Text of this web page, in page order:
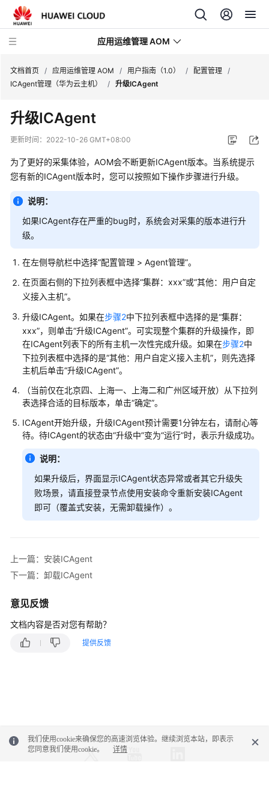
应用运维管理 AOM
最
新
动
产
品
介
绍
计
费
说
明
速
入
门
用
户
指
南
佳
SDK
参
常
问
AOM
文档首页 / 应用运维管理 AOM / 用户指南（1.0） / 配置管理 /
ICAgent管理（华为云主机）
/ 升级ICAgent
升级ICAgent
更新时间： 2022-10-26 GMT+08:00
为了更好的采集体验，AOM会不断更新ICAgent版本。当系统提示
您有新的ICAgent版本时，您可以按照如下操作步骤进行升级。
说明：
如果ICAgent存在严重的bug时，系统会对采集的版本进行升
级。
在左侧导航栏中选择“配置管理 > Agent管理”。
在页面右侧的下拉列表框中选择“集群：xxx”或“其他：用户自定
义接入主机”。
升级ICAgent。如果在步骤2中下拉列表框中选择的是“集群：
xxx”，则单击“升级ICAgent”。可实现整个集群的升级操作，即
在ICAgent列表下的所有主机一次性完成升级。如果在步骤2中
下拉列表框中选择的是“其他：用户自定义接入主机”，则先选择
主机后单击“升级ICAgent”。
（当前仅在北京四、上海一、上海二和广州区域开放）从下拉列
表选择合适的目标版本，单击“确定”。
ICAgent开始升级，升级ICAgent预计需要1分钟左右，请耐心等
待。待ICAgent的状态由“升级中”变为“运行”时，表示升级成功。
说明：
如果升级后，界面显示ICAgent状态异常或者其它升级失
败场景，请直接登录节点使用安装命令重新安装ICAgent
即可（覆盖式安装，无需卸载操作）。
上一篇：安装ICAgent
下一篇：卸载ICAgent
意见反馈
文档内容是否对您有帮助？
提供反馈
我们使用cookie来确保您的高速浏览体验。继续浏览本站，即表示
您同意我们使用cookie。
详情